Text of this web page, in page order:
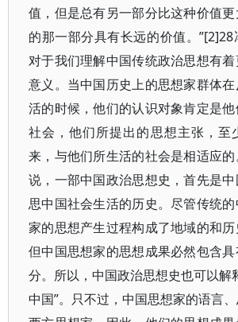
值，但是总有另一部分比这种价值
的那一部分具有长远的价值。
对于我们理解中国传统政治思想有
意义。当中国历史上的思想家群体
活的时候，他们的认识对象肯定是
社会，他们所提出的思想主张，至
来，与他们所生活的社会是相适应
说，一部中国政治思想史，首先是
思中国社会生活的历史。尽管传统
家的思想产生过程构成了地域的和历
但中国思想家的思想成果必然包含
分。所以，中国政治思想史也可以解
中国”。只不过，中国思想家的语言